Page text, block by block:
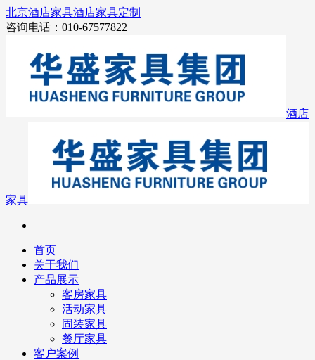
北京酒店家具酒店家具定制
咨询电话：010-67577822
酒店
家具
首页
关于我们
产品展示
客房家具
活动家具
固装家具
餐厅家具
客户案例